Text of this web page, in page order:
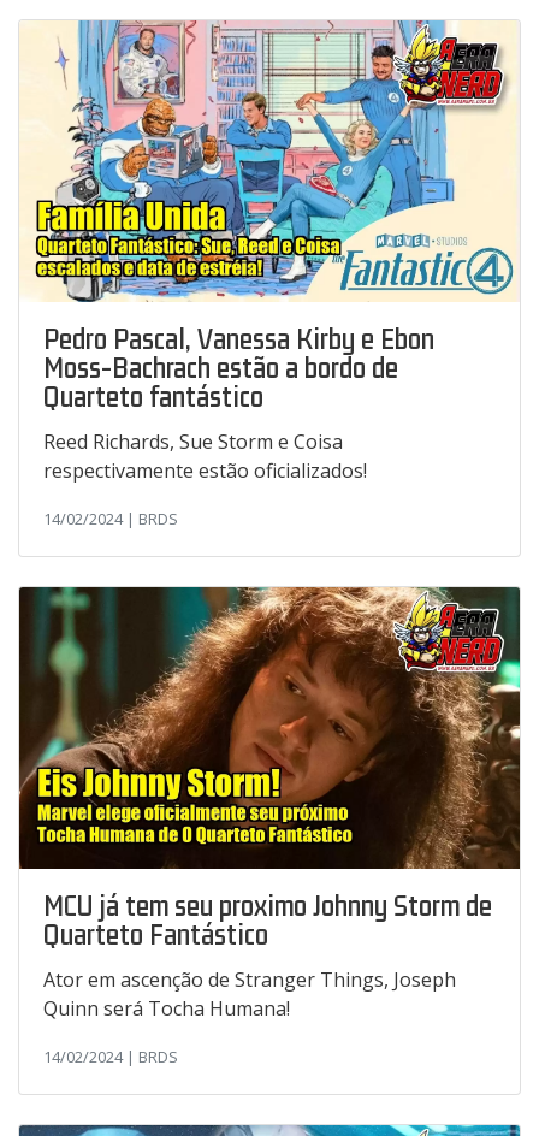
Pedro Pascal, Vanessa Kirby e Ebon
Moss-Bachrach estão a bordo de
Quarteto fantástico
Reed Richards, Sue Storm e Coisa
respectivamente estão oficializados!
14/02/2024 | BRDS
MCU já tem seu proximo Johnny Storm de
Quarteto Fantástico
Ator em ascenção de Stranger Things, Joseph
Quinn será Tocha Humana!
14/02/2024 | BRDS